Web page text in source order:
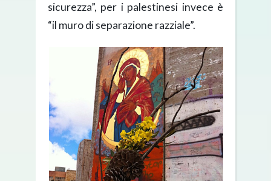
sicurezza”, per i palestinesi invece è
“il muro di separazione razziale”.